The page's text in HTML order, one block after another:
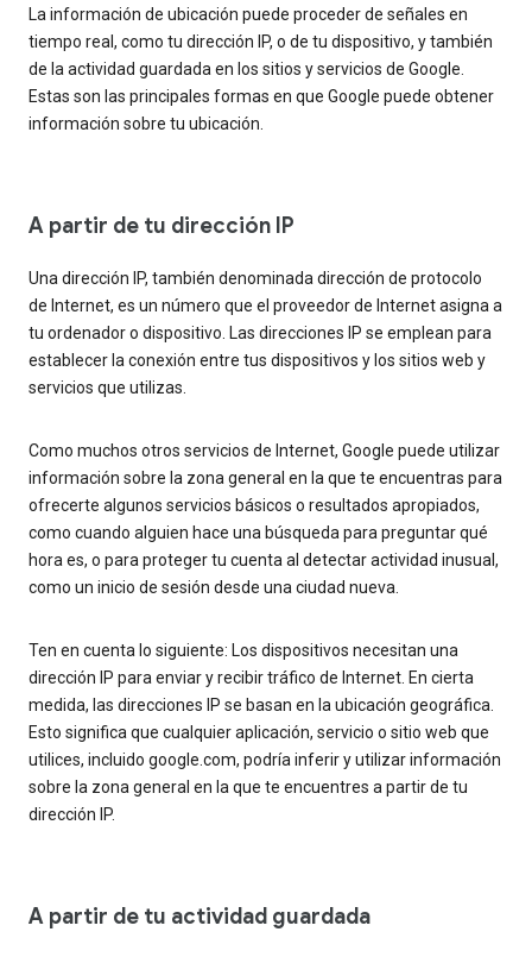
La información de ubicación puede proceder de señales en
tiempo real, como tu dirección IP, o de tu dispositivo, y también
de la actividad guardada en los sitios y servicios de Google.
Estas son las principales formas en que Google puede obtener
información sobre tu ubicación.
A partir de tu dirección IP
Una dirección IP, también denominada dirección de protocolo
de Internet, es un número que el proveedor de Internet asigna a
tu ordenador o dispositivo. Las direcciones IP se emplean para
establecer la conexión entre tus dispositivos y los sitios web y
servicios que utilizas.
Como muchos otros servicios de Internet, Google puede utilizar
información sobre la zona general en la que te encuentras para
ofrecerte algunos servicios básicos o resultados apropiados,
como cuando alguien hace una búsqueda para preguntar qué
hora es, o para proteger tu cuenta al detectar actividad inusual,
como un inicio de sesión desde una ciudad nueva.
Ten en cuenta lo siguiente: Los dispositivos necesitan una
dirección IP para enviar y recibir tráfico de Internet. En cierta
medida, las direcciones IP se basan en la ubicación geográfica.
Esto significa que cualquier aplicación, servicio o sitio web que
utilices, incluido google.com, podría inferir y utilizar información
sobre la zona general en la que te encuentres a partir de tu
dirección IP.
A partir de tu actividad guardada